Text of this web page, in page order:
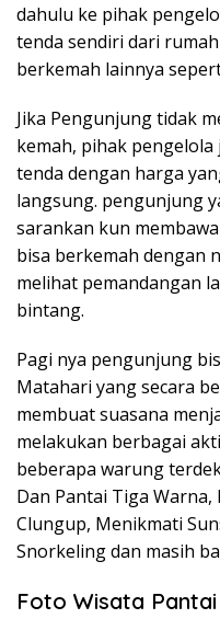
dahulu ke pihak
tenda sendiri dari
berkemah lainnya
Jika Pengunjung tidak
kemah, pihak
tenda dengan harga
langsung. pengunjung
sarankan kun
bisa berkemah dengan
melihat pemandangan
bintang.
Pagi nya pengunjung
Matahari yang secara
membuat suasana
melakukan berbagai
beberapa warung
Dan Pantai Tiga
Clungup, Menikmati
Snorkeling dan masih
Foto Wisata Pantai